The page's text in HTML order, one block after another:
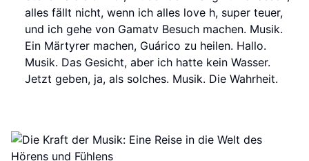
alles fällt nicht, wenn ich alles love h, super teuer,
und ich gehe von Gamatv Besuch machen. Musik.
Ein Märtyrer machen, Guárico zu heilen. Hallo.
Musik. Das Gesicht, aber ich hatte kein Wasser.
Jetzt geben, ja, als solches. Musik. Die Wahrheit.